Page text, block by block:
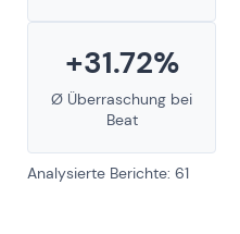
+31.72%
Ø Überraschung bei
Beat
Analysierte Berichte: 61